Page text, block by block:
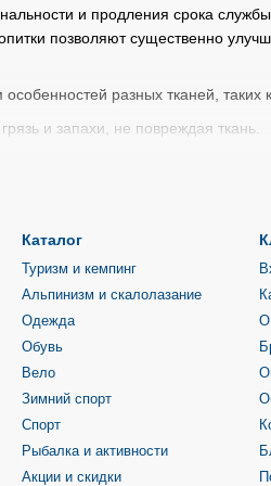
и продления срока службы
позволяют существенно
особенностей разных тканей,
и запахи, не повреждая ткань.
деликатной стирки при низких
защитные покрытия. Также важно
материала.
использовать специальные
защиту от грязи и пятен.
сложных погодных условий. Они
или аэрозоля. Некоторые
благодаря чему глубоко
одежды является Nikwax.
Каталог
Туризм и кемпинг
Альпинизм и скалолазание
Одежда
Обувь
Вело
Зимний спорт
Спорт
Рыбалка и активности
Акции и скидки
О